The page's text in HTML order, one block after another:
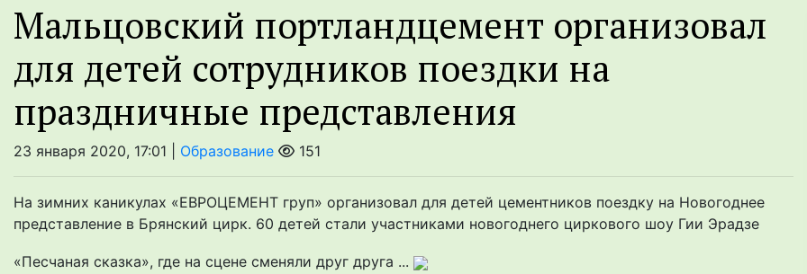
Мальцовский портландцемент организовал
для детей сотрудников поездки на
праздничные представления
23 января 2020, 17:01 | Образование 151
На зимних каникулах «ЕВРОЦЕМЕНТ груп» организовал для детей цементников поездку на Новогоднее
представление в Брянский цирк. 60 детей стали участниками новогоднего циркового шоу Гии Эрадзе
«Песчаная сказка», где на сцене сменяли друг друга ...